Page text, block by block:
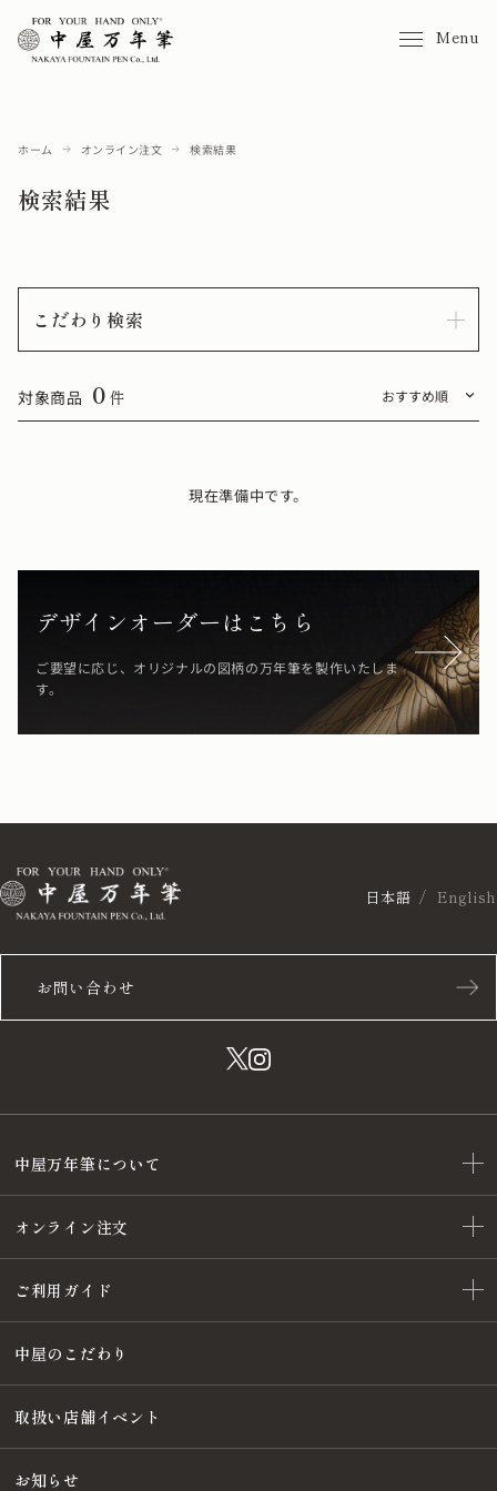
Menu
ホーム オンライン注文 検索結果
検索結果
こだわり検索
対象商品 0 件
現在準備中です。
デザインオーダーはこちら
ご要望に応じ、オリジナルの図柄の万年筆を製作いたしま
す。
お問い合わせ
日本語 English
中屋万年筆について
オンライン注文
ご利用ガイド
中屋のこだわり
取扱い店舗イベント
お知らせ